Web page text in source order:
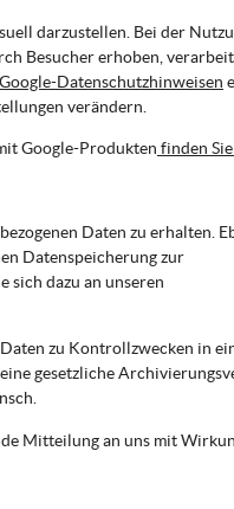
darzustellen. Bei der
Besucher erhoben,
Datenschutzhinweisen
verändern.
Google-Produkten finden
Daten zu erhalten.
Datenspeicherung zur
sich dazu an unseren
zu Kontrollzwecken in
gesetzliche
Mitteilung an uns mit